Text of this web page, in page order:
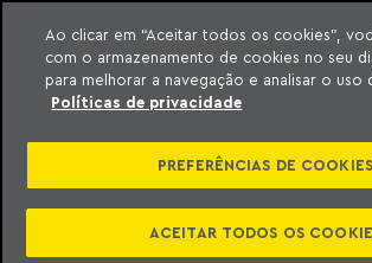
o conteúdo
Machado Meyer
GESTÃO DE
RESÍDUOS E
ECONOMIA
Ao clicar em “Aceitar todos os cookies”,
com o armazenamento de cookies no seu
para melhorar a navegação e analisar o uso
Políticas de privacidade
PREFERÊNCIAS DE COOKIES
ACEITAR TODOS OS